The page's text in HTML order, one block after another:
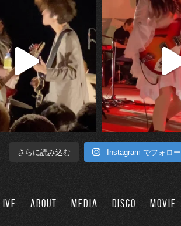
さらに読み込む Instagram でフォロー
LIVE ABOUT MEDIA DISCO MOVIE